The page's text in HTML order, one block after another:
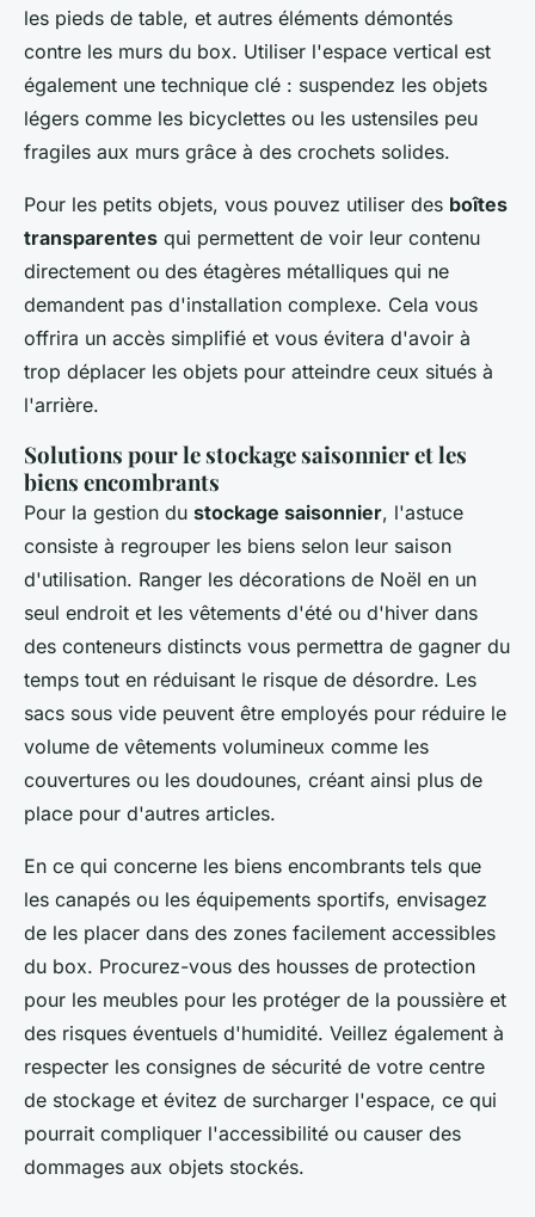
les pieds de table, et autres éléments démontés
contre les murs du box. Utiliser l'espace vertical est
également une technique clé : suspendez les objets
légers comme les bicyclettes ou les ustensiles peu
fragiles aux murs grâce à des crochets solides.
Pour les petits objets, vous pouvez utiliser des boîtes
transparentes qui permettent de voir leur contenu
directement ou des étagères métalliques qui ne
demandent pas d'installation complexe. Cela vous
offrira un accès simplifié et vous évitera d'avoir à
trop déplacer les objets pour atteindre ceux situés à
l'arrière.
Solutions pour le stockage saisonnier et les
biens encombrants
Pour la gestion du stockage saisonnier, l'astuce
consiste à regrouper les biens selon leur saison
d'utilisation. Ranger les décorations de Noël en un
seul endroit et les vêtements d'été ou d'hiver dans
des conteneurs distincts vous permettra de gagner du
temps tout en réduisant le risque de désordre. Les
sacs sous vide peuvent être employés pour réduire le
volume de vêtements volumineux comme les
couvertures ou les doudounes, créant ainsi plus de
place pour d'autres articles.
En ce qui concerne les biens encombrants tels que
les canapés ou les équipements sportifs, envisagez
de les placer dans des zones facilement accessibles
du box. Procurez-vous des housses de protection
pour les meubles pour les protéger de la poussière et
des risques éventuels d'humidité. Veillez également à
respecter les consignes de sécurité de votre centre
de stockage et évitez de surcharger l'espace, ce qui
pourrait compliquer l'accessibilité ou causer des
dommages aux objets stockés.